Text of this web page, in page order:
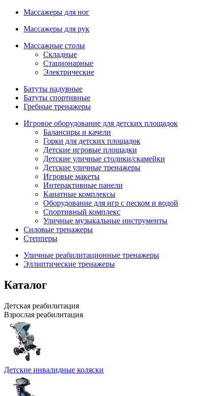
Массажеры для ног
Массажеры для рук
Массажные столы
Складные
Стационарные
Электрические
Батуты надувные
Батуты спортивные
Гребные тренажеры
Игровое оборудование для детских площадок
Балансиры и качели
Горки для детских площадок
Детские игровые площадки
Детские уличные столики/скамейки
Детские уличные тренажеры
Игровые макеты
Интерактивные панели
Канатные комплексы
Оборудование для игр с песком и водой
Спортивный комплекс
Уличные музыкальные инструменты
Силовые тренажеры
Степперы
Уличные реабилитационные тренажеры
Эллиптические тренажеры
Каталог
Детская реабилитация
Взрослая реабилитация
Детские инвалидные коляски